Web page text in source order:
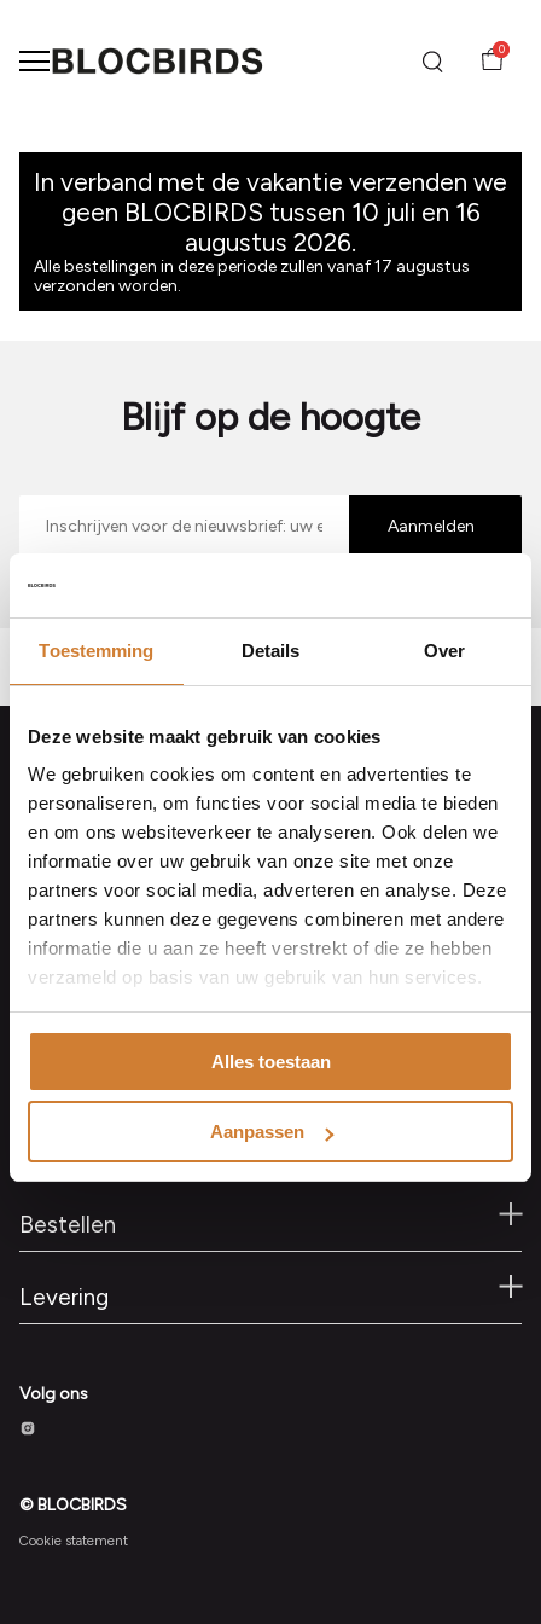
Toestemming Details Over
Deze website maakt gebruik van cookies
We gebruiken cookies om content en advertenties te
personaliseren, om functies voor social media te bieden
en om ons websiteverkeer te analyseren. Ook delen we
informatie over uw gebruik van onze site met onze
partners voor social media, adverteren en analyse. Deze
partners kunnen deze gegevens combineren met andere
informatie die u aan ze heeft verstrekt of die ze hebben
verzameld op basis van uw gebruik van hun services.
Alles toestaan
Aanpassen
0
Merken
BLOCBIRDS
In verband met de vakantie verzenden we
geen BLOCBIRDS tussen 10 juli en 16
augustus 2026.
Alle bestellingen in deze periode zullen vanaf 17 augustus
verzonden worden.
Blijf op de hoogte
mailadres
Aanmelden
Footer
Bestelling herroepen
Algemene voorwaarden
Privacy Policy
Wijzig cookievoorkeuren
Contact
+31503116996
Bestellen
Levering
Volg ons
© BLOCBIRDS
Cookie statement